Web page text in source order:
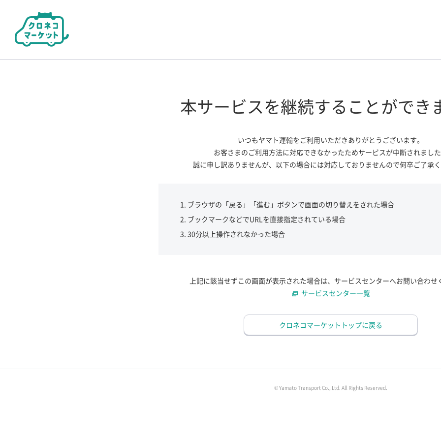
本サービスを継続する ことができ
いつもヤマト運輸をご利用いただきありがとうございます。
お客さまのご利用方法に対応できなかったためサービスが中断されました
誠に申し訳ありませんが、 以下の場合には対応しておりませんので何卒ご了承く
ブラウザの「戻る」「進む」ボタンで画面の切り替えをされた場合
ブックマークなどでURLを直接指定されている場合
30分以上操作されなかった場合
上記に該当せずこの画面が表示された場合は、サービスセンターへお問い合わせ
サービスセンター一覧
クロネコマーケットトップに戻る
© Yamato Transport Co., Ltd. All Rights Reserved.